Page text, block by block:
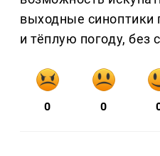
выходные синоптики
и тёплую погоду, без
0 0